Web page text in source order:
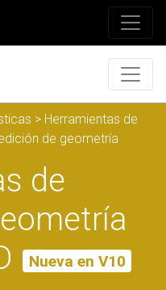
> Herramientas de
de geometría
de
Nueva en V10